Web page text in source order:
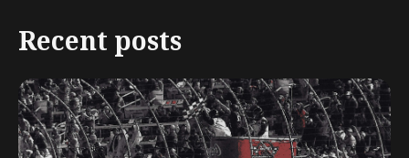
Recent posts